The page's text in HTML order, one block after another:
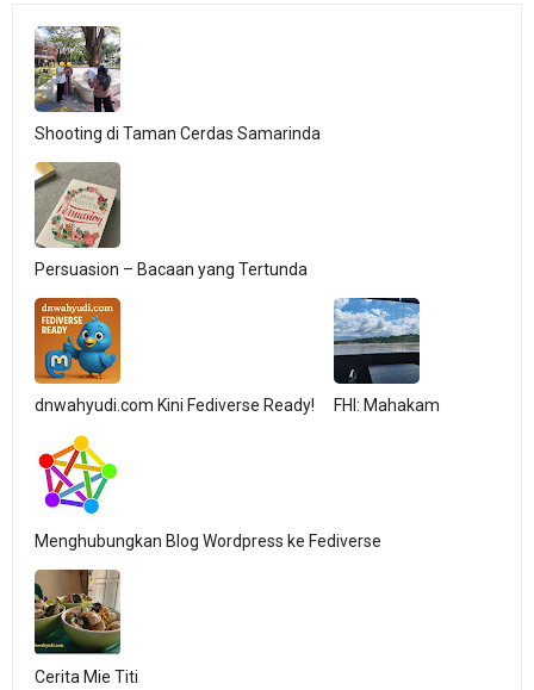
Shooting di Taman Cerdas Samarinda
Persuasion – Bacaan yang Tertunda
dnwahyudi.com Kini Fediverse Ready! FHI: Mahakam
Menghubungkan Blog Wordpress ke Fediverse
Cerita Mie Titi